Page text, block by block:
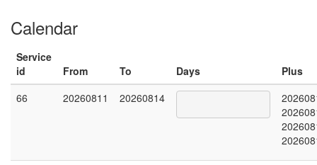
Calendar
Service
id
From To Days
Plus
66
20260811 20260814